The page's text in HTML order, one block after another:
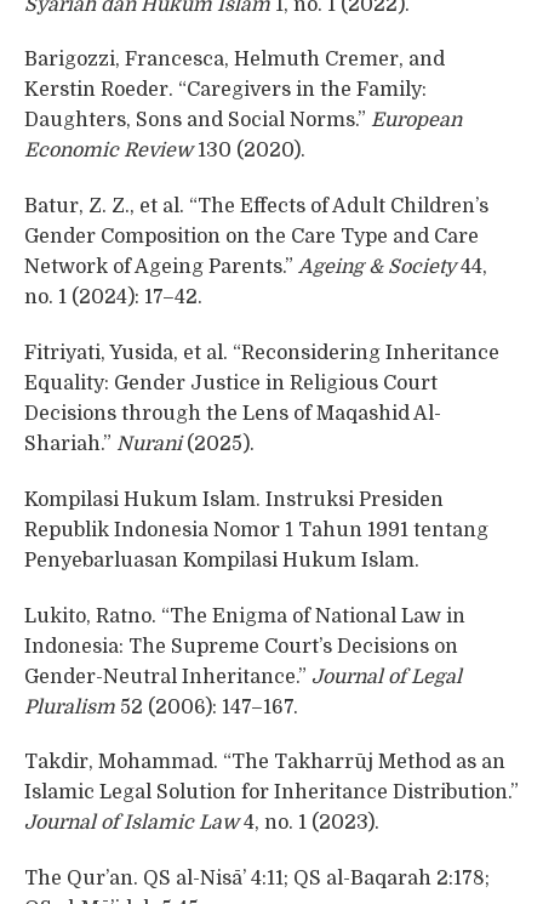
Barigozzi, Francesca, Helmuth Cremer, and
Kerstin Roeder. “Caregivers in the Family:
Daughters, Sons and Social Norms.” European
Economic Review130 (2020).
Batur, Z. Z., et al. “The Effects of Adult Children’s
Gender Composition on the Care Type and Care
Network of Ageing Parents.” Ageing & Society44,
no. 1 (2024): 17–42.
Fitriyati, Yusida, et al. “Reconsidering Inheritance
Equality: Gender Justice in Religious Court
Decisions through the Lens of Maqashid Al-
Shariah.” Nurani(2025).
Kompilasi Hukum Islam. Instruksi Presiden
Republik Indonesia Nomor 1 Tahun 1991 tentang
Penyebarluasan Kompilasi Hukum Islam.
Lukito, Ratno. “The Enigma of National Law in
Indonesia: The Supreme Court’s Decisions on
Gender-Neutral Inheritance.” Journal of Legal
Pluralism 52 (2006): 147–167.
Takdir, Mohammad. “The Takharrūj Method as an
Islamic Legal Solution for Inheritance Distribution.”
Journal of Islamic Law4, no. 1 (2023).
The Qur’an. QS al-Nisā’ 4:11; QS al-Baqarah 2:178;